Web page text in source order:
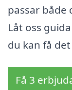
passar både
Låt oss
du kan få
Få 3